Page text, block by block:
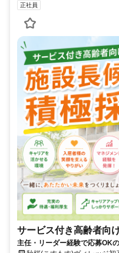
正社員
サービス付き高齢者向
主任・リーダー経験で応募OK